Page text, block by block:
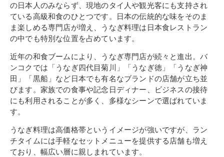
の日本人のみならず、現地のタイ人や観光客にも支持され
ている高級和食のひとつです。日本の伝統的な味をそのま
ま楽しめる専門店が増え、うなぎ料理は日本食レストラン
の中でも特別な位置を占めています。
近年の和食ブームにより、うなぎ専門店が続々と進出。バ
ンコクでは「うなぎ四代目菊川」「うなぎ徳」「うなぎ神
田」「黒船」など日本でも有名なブランドの店舗が立ち並
びます。家族での食事や記念日ディナー、ビジネスの接待
にも利用されることが多く、多様なシーンで選ばれていま
す。
うなぎ料理は高価格帯というイメージが強いですが、ラン
チタイムには手軽なセットメニューを提供する店舗も増え
ており、幅広い層に親しまれています。